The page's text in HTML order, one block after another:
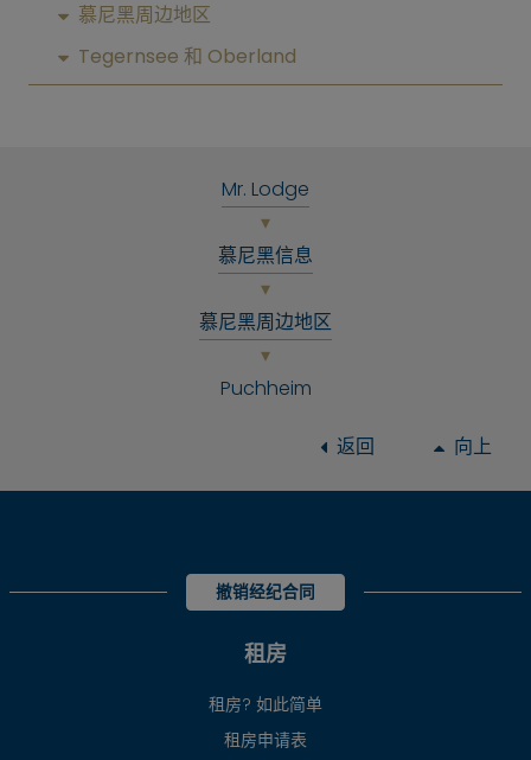
慕尼黑周边地区
Tegernsee 和 Oberland
Mr. Lodge
慕尼黑信息
慕尼黑周边地区
Puchheim
返回 向上
撤销经纪合同
租房
租房? 如此简单
租房申请表